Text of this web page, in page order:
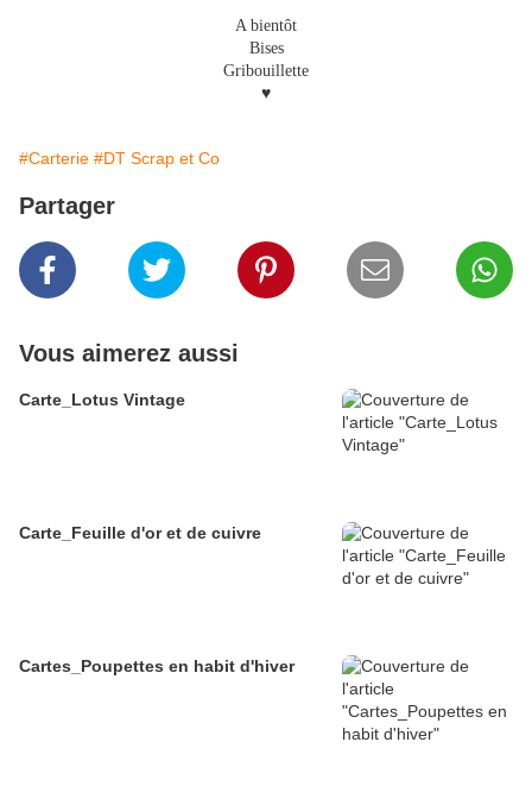
A bientôt
Bises
Gribouillette
♥
#Carterie #DT Scrap et Co
Partager
Vous aimerez aussi
Carte_Lotus Vintage
Carte_Feuille d'or et de cuivre
Cartes_Poupettes en habit d'hiver